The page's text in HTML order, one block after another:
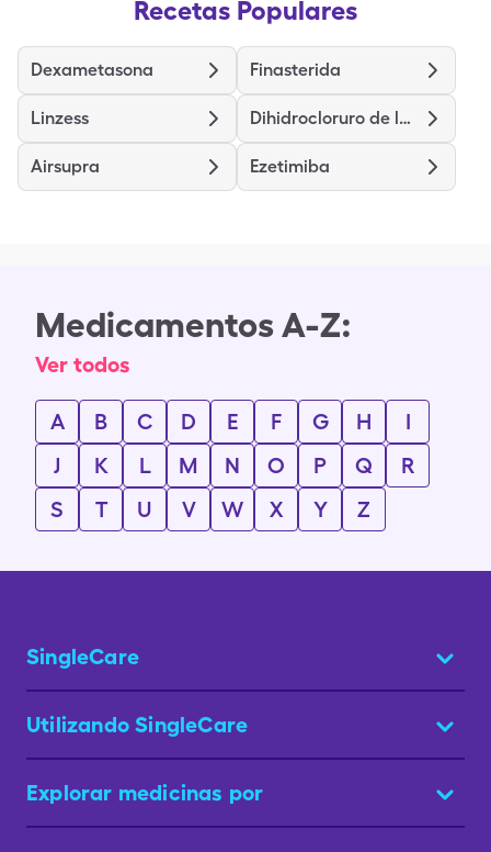
Recetas Populares
Dexametasona Finasterida
Linzess Dihidrocloruro de levocetirizina
Airsupra Ezetimiba
Medicamentos A-Z:
Ver todos
A B C D E F G H
I
J
K L M N O P Q
R
S
T U V W X Y Z
SingleCare
Utilizando SingleCare
Explorar medicinas por